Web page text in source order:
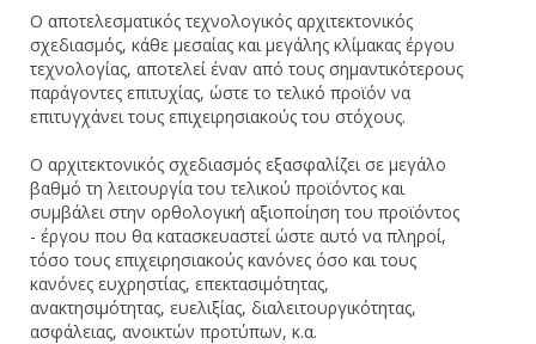
Ο αποτελεσματικός τεχνολογικός αρχιτεκτονικός
σχεδιασμός, κάθε μεσαίας και μεγάλης κλίμακας έργου
τεχνολογίας, αποτελεί έναν από τους σημαντικότερους
παράγοντες επιτυχίας, ώστε το τελικό προϊόν να
επιτυγχάνει τους επιχειρησιακούς του στόχους.
Ο αρχιτεκτονικός σχεδιασμός εξασφαλίζει σε μεγάλο
βαθμό τη λειτουργία του τελικού προϊόντος και
συμβάλει στην ορθολογική αξιοποίηση του προϊόντος
- έργου που θα κατασκευαστεί ώστε αυτό να πληροί,
τόσο τους επιχειρησιακούς κανόνες όσο και τους
κανόνες ευχρηστίας, επεκτασιμότητας,
ανακτησιμότητας, ευελιξίας, διαλειτουργικότητας,
ασφάλειας, ανοικτών προτύπων, κ.α.